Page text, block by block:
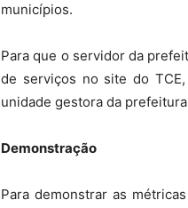
municípios.
Para que o servidor da
de serviços no site do
unidade gestora da
Demonstração
Para demonstrar as